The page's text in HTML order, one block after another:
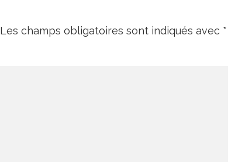
Les champs obligatoires sont indiqués avec *